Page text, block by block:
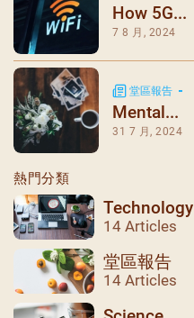
How 5G...
7 8 月, 2024
堂區報告
Mental...
31 7 月, 2024
熱門分類
Technology
14 Articles
堂區報告
14 Articles